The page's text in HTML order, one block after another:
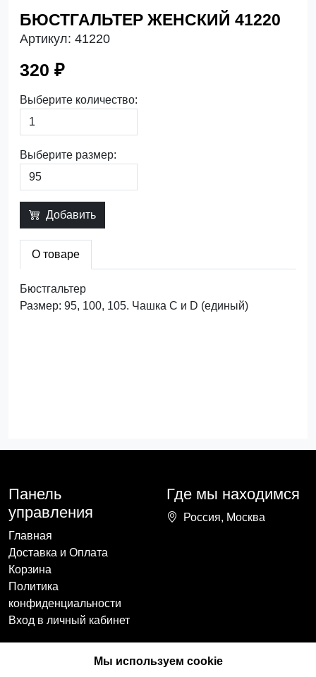
БЮСТГАЛЬТЕР ЖЕНСКИЙ 41220
Артикул: 41220
320 ₽
Выберите количество:
Выберите размер:
Добавить
О товаре
Бюстгальтер
Размер: 95, 100, 105. Чашка C и D (единый)
Панель
управления
Главная
Доставка и Оплата
Корзина
Политика
конфиденциальности
Вход в личный кабинет
Где мы находимся
Россия, Москва
Наши контакты
Мы в социальных
сетях
Мы используем cookie